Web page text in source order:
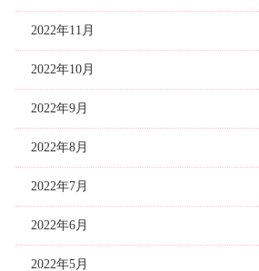
2022年11月
2022年10月
2022年9月
2022年8月
2022年7月
2022年6月
2022年5月